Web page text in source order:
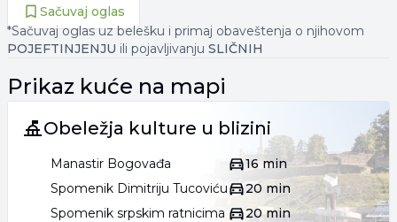
Grejanje na kotao na ugalj.
Sve uknjiženo.
Cena 120.000 €.
063 33**** PRIKAŽI 063 33**** PRIKAŽI
Sačuvaj oglas
*Sačuvaj oglas uz belešku i primaj obaveštenja o njihovom
POJEFTINJENJU ili pojavljivanju SLIČNIH
Prikaz kuće na mapi
Obeležja kulture u blizini
Manastir Bogovađa
16 min
Spomenik Dimitriju Tucoviću
20 min
Spomenik srpskim ratnicima
20 min